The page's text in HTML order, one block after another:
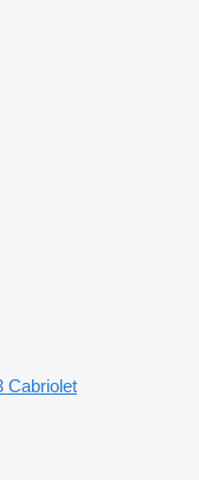
Cabriolet